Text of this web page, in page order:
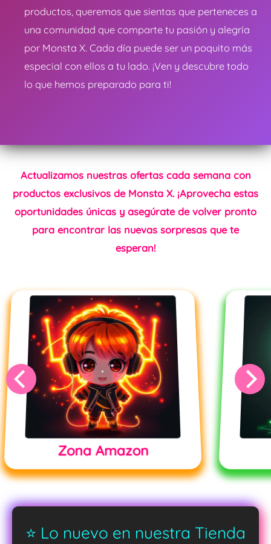
productos, queremos que sientas que perteneces a
una comunidad que comparte tu pasión y alegría
por Monsta X. Cada día puede ser un poquito más
especial con ellos a tu lado. ¡Ven y descubre todo
lo que hemos preparado para ti!
Actualizamos nuestras ofertas cada semana con
productos exclusivos de Monsta X. ¡Aprovecha estas
oportunidades únicas y asegúrate de volver pronto
para encontrar las nuevas sorpresas que te
esperan!
Zona Amazon
⭐️ Lo nuevo en nuestra Tienda